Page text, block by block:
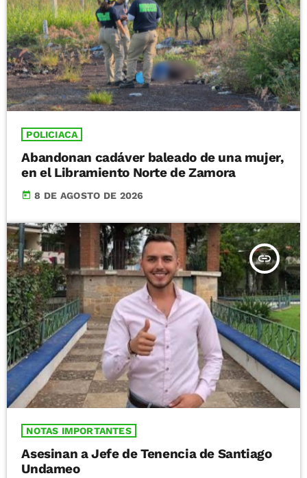
POLICIACA
Abandonan cadáver baleado de una mujer,
en el Libramiento Norte de Zamora
today 8 DE AGOSTO DE 2026
insert_link
NOTAS IMPORTANTES
Asesinan a Jefe de Tenencia de Santiago
Undameo